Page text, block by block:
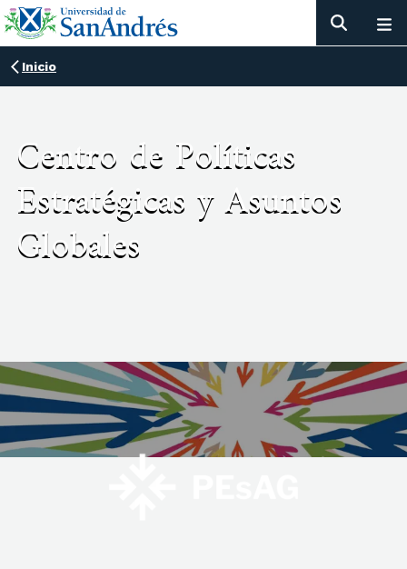
Inicio
Centro de Políticas
Estratégicas y Asuntos
Globales